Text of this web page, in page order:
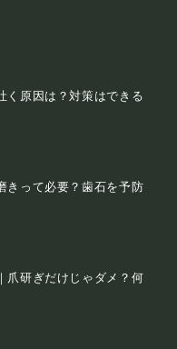
く原因は？対策はできる
きって必要？歯石を予防
爪研ぎだけじゃダメ？何